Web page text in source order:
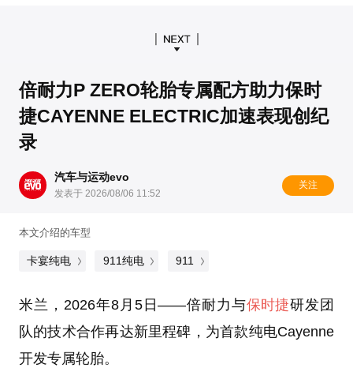
倍耐力P ZERO轮胎专属配方助力保时
捷CAYENNE ELECTRIC加速表现创纪
录
汽车与运动evo
发表于 2026/08/06 11:52
关注
本文介绍的车型
卡宴纯电 911纯电 911
米兰，2026年8月5日——倍耐力与保时捷研发团
队的技术合作再达新里程碑，为首款纯电Cayenne
开发专属轮胎。